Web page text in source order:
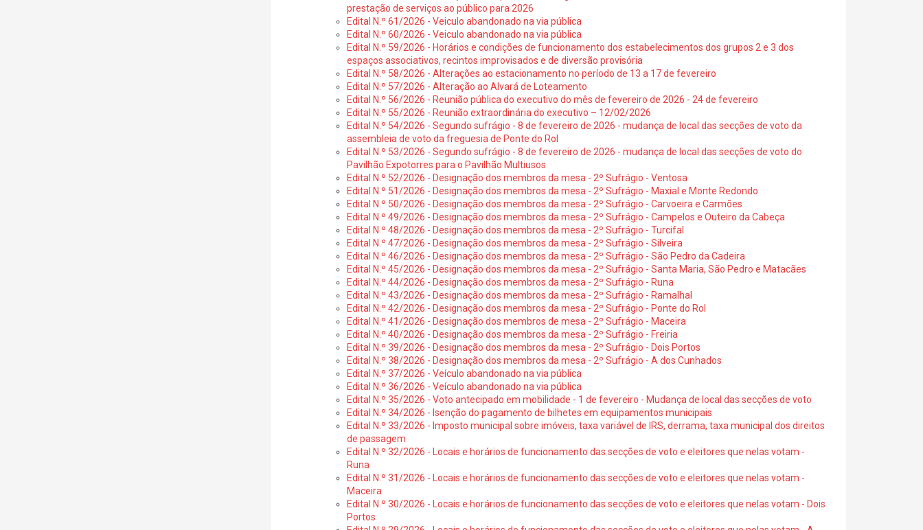
prestação de serviços ao público para 2026
Edital N.º 61/2026 - Veiculo abandonado na via pública
Edital N.º 60/2026 - Veiculo abandonado na via pública
Edital N.º 59/2026 - Horários e condições de funcionamento dos estabelecimentos dos grupos 2 e 3 dos
espaços associativos, recintos improvisados e de diversão provisória
Edital N.º 58/2026 - Alterações ao estacionamento no período de 13 a 17 de fevereiro
Edital N.º 57/2026 - Alteração ao Alvará de Loteamento
Edital N.º 56/2026 - Reunião pública do executivo do mês de fevereiro de 2026 - 24 de fevereiro
Edital N.º 55/2026 - Reunião extraordinária do executivo – 12/02/2026
Edital N.º 54/2026 - Segundo sufrágio - 8 de fevereiro de 2026 - mudança de local das secções de voto da
assembleia de voto da freguesia de Ponte do Rol
Edital N.º 53/2026 - Segundo sufrágio - 8 de fevereiro de 2026 - mudança de local das secções de voto do
Pavilhão Expotorres para o Pavilhão Multiusos
Edital N.º 52/2026 - Designação dos membros da mesa - 2º Sufrágio - Ventosa
Edital N.º 51/2026 - Designação dos membros da mesa - 2º Sufrágio - Maxial e Monte Redondo
Edital N.º 50/2026 - Designação dos membros da mesa - 2º Sufrágio - Carvoeira e Carmões
Edital N.º 49/2026 - Designação dos membros da mesa - 2º Sufrágio - Campelos e Outeiro da Cabeça
Edital N.º 48/2026 - Designação dos membros da mesa - 2º Sufrágio - Turcifal
Edital N.º 47/2026 - Designação dos membros da mesa - 2º Sufrágio - Silveira
Edital N.º 46/2026 - Designação dos membros da mesa - 2º Sufrágio - São Pedro da Cadeira
Edital N.º 45/2026 - Designação dos membros da mesa - 2º Sufrágio - Santa Maria, São Pedro e Matacães
Edital N.º 44/2026 - Designação dos membros da mesa - 2º Sufrágio - Runa
Edital N.º 43/2026 - Designação dos membros da mesa - 2º Sufrágio - Ramalhal
Edital N.º 42/2026 - Designação dos membros da mesa - 2º Sufrágio - Ponte do Rol
Edital N.º 41/2026 - Designação dos membros de mesa - 2º Sufrágio - Maceira
Edital N.º 40/2026 - Designação dos membros da mesa - 2º Sufrágio - Freiria
Edital N.º 39/2026 - Designação dos membros da mesa - 2º Sufrágio - Dois Portos
Edital N.º 38/2026 - Designação dos membros da mesa - 2º Sufrágio - A dos Cunhados
Edital N.º 37/2026 - Veículo abandonado na via pública
Edital N.º 36/2026 - Veículo abandonado na via pública
Edital N.º 35/2026 - Voto antecipado em mobilidade - 1 de fevereiro - Mudança de local das secções de voto
Edital N.º 34/2026 - Isenção do pagamento de bilhetes em equipamentos municipais
Edital N.º 33/2026 - Imposto municipal sobre imóveis, taxa variável de IRS, derrama, taxa municipal dos direitos
de passagem
Edital N.º 32/2026 - Locais e horários de funcionamento das secções de voto e eleitores que nelas votam -
Runa
Edital N.º 31/2026 - Locais e horários de funcionamento das secções de voto e eleitores que nelas votam -
Maceira
Edital N.º 30/2026 - Locais e horários de funcionamento das secções de voto e eleitores que nelas votam - Dois
Portos